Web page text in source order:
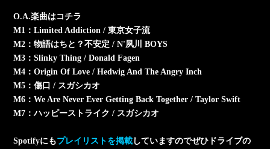
O.A.楽曲はコチラ
M1：Limited Addiction / 東京女子流
M2：物語はちと？不安定 / N'夙川 BOYS
M3：Slinky Thing / Donald Fagen
M4：Origin Of Love / Hedwig And The Angry Inch
M5：傷口 / スガシカオ
M6：We Are Never Ever Getting Back Together / Taylor Swift
M7：ハッピーストライク / スガシカオ
Spotifyにもプレイリストを掲載 していますのでぜひドライブの